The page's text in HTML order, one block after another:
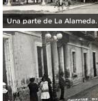
Una parte de La Alameda.